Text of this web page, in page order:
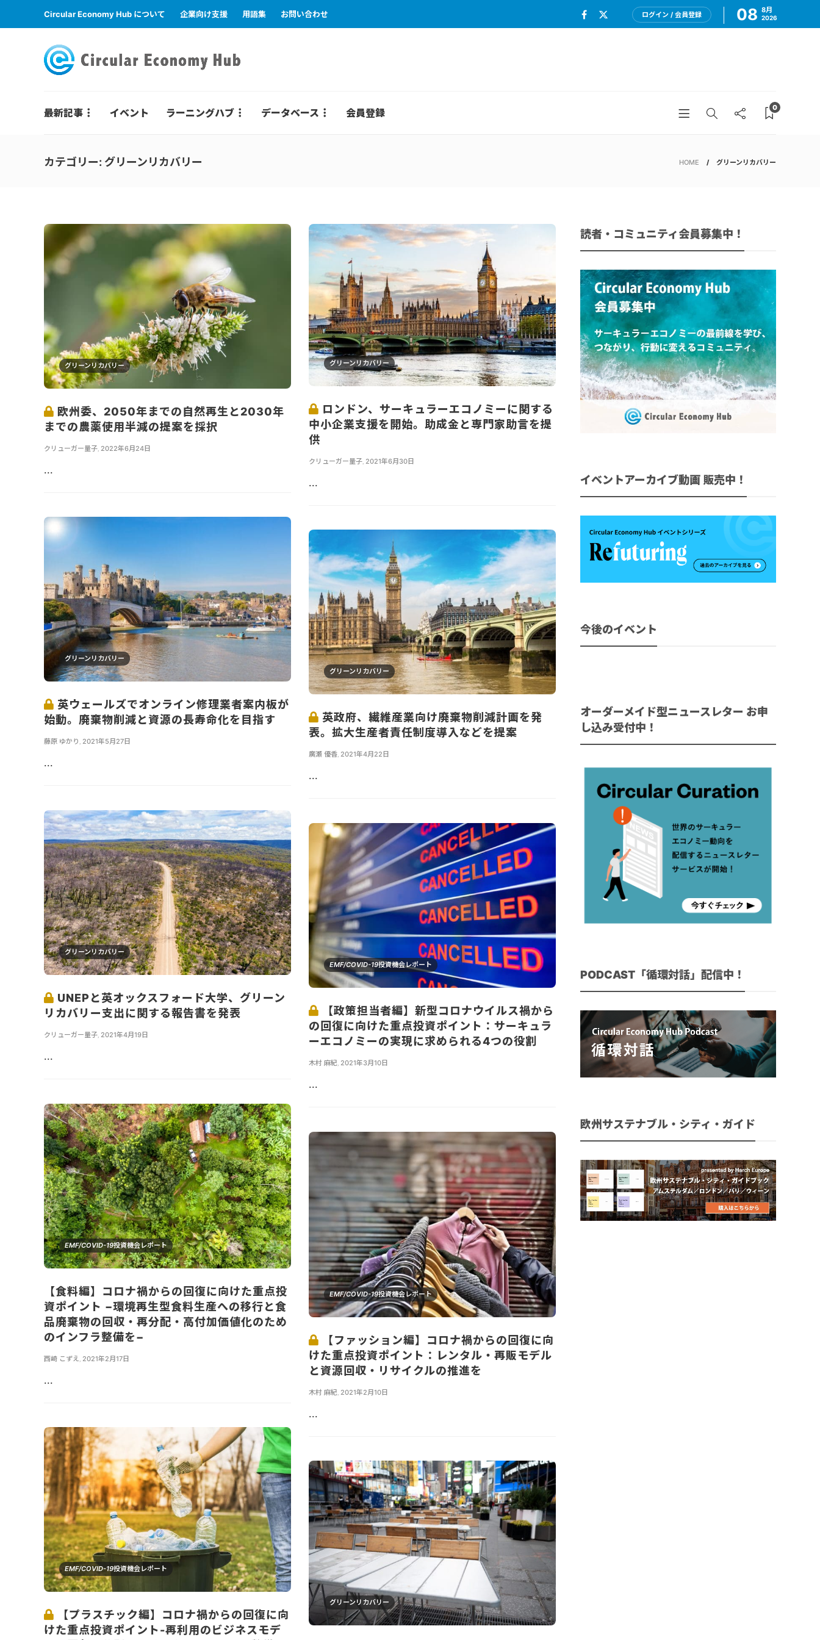
Circular Economy Hub について 企業向け支援 用語集 お問い合わせ ログイン / 会員登録 08 8月
2026
最新記事 イベント ラーニングハブ データベース 会員登録 0
カテゴリー: グリーンリカバリー HOME グリーンリカバリー
グリーンリカバリー
欧州委、2050年までの自然再生と2030年
までの農薬使用半減の提案を採択
クリューガー量子 2022年6月24日
...
グリーンリカバリー
ロンドン、サーキュラーエコノミーに関する
中小企業支援を開始。助成金と専門家助言を提
供
クリューガー量子 2021年6月30日
...
グリーンリカバリー
英ウェールズでオンライン修理業者案内板が
始動。廃棄物削減と資源の長寿命化を目指す
藤原 ゆかり 2021年5月27日
...
グリーンリカバリー
英政府、繊維産業向け廃棄物削減計画を発
表。拡大生産者責任制度導入などを提案
廣瀬 優香 2021年4月22日
...
グリーンリカバリー
UNEPと英オックスフォード大学、グリーン
リカバリー支出に関する報告書を発表
クリューガー量子 2021年4月19日
...
EMF/COVID-19投資機会レポート
【政策担当者編】新型コロナウイルス禍から
の回復に向けた重点投資ポイント：サーキュラ
ーエコノミーの実現に求められる4つの役割
木村 麻紀 2021年3月10日
...
EMF/COVID-19投資機会レポート
【食料編】コロナ禍からの回復に向けた重点投
資ポイント −環境再生型食料生産への移行と食
品廃棄物の回収・再分配・高付加価値化のため
のインフラ整備を−
西崎 こずえ 2021年2月17日
...
EMF/COVID-19投資機会レポート
【ファッション編】コロナ禍からの回復に向
けた重点投資ポイント：レンタル・再販モデル
と資源回収・リサイクルの推進を
木村 麻紀 2021年2月10日
...
EMF/COVID-19投資機会レポート
【プラスチック編】コロナ禍からの回復に向
けた重点投資ポイント-再利用のビジネスモデ
グリーンリカバリー
読者・コミュニティ会員募集中！
イベントアーカイブ動画 販売中！
今後のイベント
オーダーメイド型ニュースレター お申
し込み受付中！
PODCAST「循環対話」配信中！
欧州サステナブル・シティ・ガイド